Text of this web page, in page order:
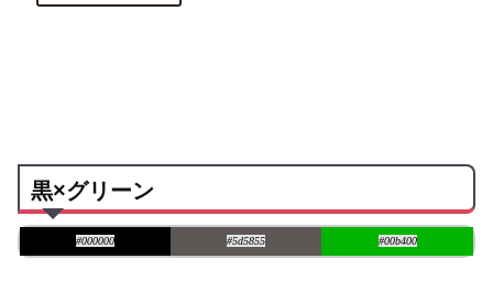
黒×グリーン
#000000 #5d5855 #00b400